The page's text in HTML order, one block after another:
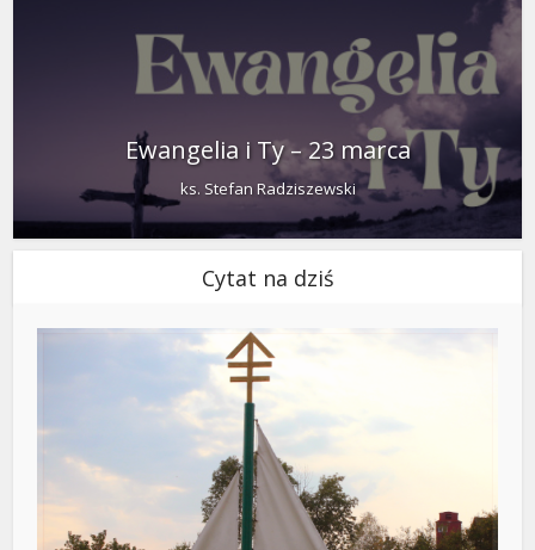
Ewangelia i Ty – 23 marca
ks. Stefan Radziszewski
Cytat na dziś